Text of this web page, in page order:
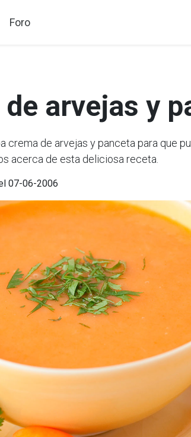
Foro
arvejas y
crema de arvejas y panceta para que
acerca de esta deliciosa receta.
07-06-2006